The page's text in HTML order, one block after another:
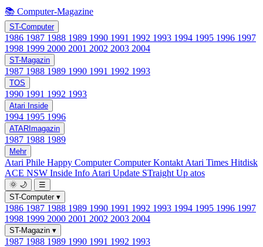
📚 Computer-Magazine
ST-Computer
1986 1987 1988 1989 1990 1991 1992 1993 1994 1995 1996 1997
1998 1999 2000 2001 2002 2003 2004
ST-Magazin
1987 1988 1989 1990 1991 1992 1993
TOS
1990 1991 1992 1993
Atari Inside
1994 1995 1996
ATARImagazin
1987 1988 1989
Mehr
Atari Phile Happy ComputerComputer Kontakt Atari Times Hitdisk
ACE NSW Inside Info Atari Update STraight Up atos
🌞 🌙
☰
ST-Computer ▾
1986 1987 1988 1989 1990 1991 1992 1993 1994 1995 1996 1997
1998 1999 2000 2001 2002 2003 2004
ST-Magazin ▾
1987 1988 1989 1990 1991 1992 1993